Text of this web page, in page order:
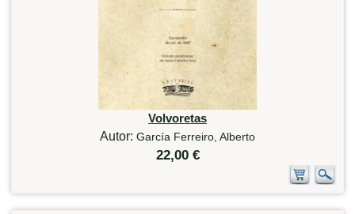
Volvoretas
Autor: García Ferreiro, Alberto
22,00 €